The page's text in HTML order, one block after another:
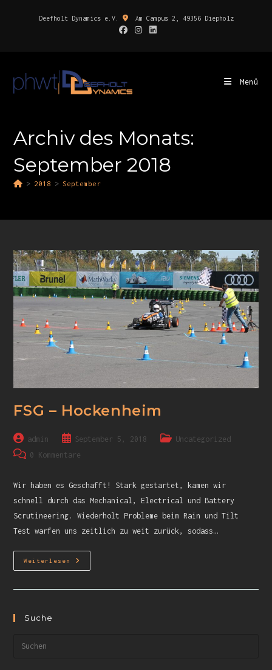
Deefholt Dynamics e.V. Am Campus 2, 49356 Diepholz
Menü
Archiv des Monats:
September 2018
> 2018 > September
FSG – Hockenheim
admin September 5, 2018
Uncategorized
0 Kommentare
Wir haben es Geschafft! Stark gestartet, kamen wir
schnell durch das Mechanical, Electrical und Battery
Scrutineering. Wiederholt Probleme beim Rain und Tilt
Test warfen uns zeitlich zu weit zurück, sodass…
Weiterlesen
Suche